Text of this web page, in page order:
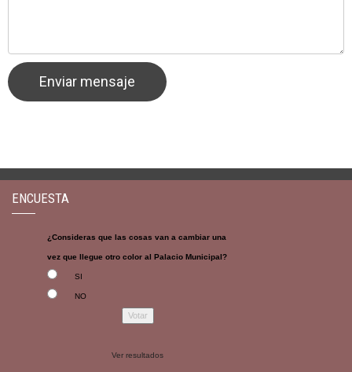
ENCUESTA
¿Consideras que las cosas van a cambiar una
vez que llegue otro color al Palacio Municipal?
SI
NO
Ver resultados